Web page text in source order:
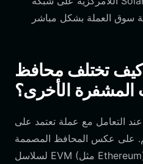
كيف تختلف محافظ CYRO عن
المشفرة الأخرى؟
عند التعامل مع عملة تعتمد على Solana مثل CYRO، فإن
على عكس المحافظ المصممة
لسلاسل EVM (مثل Ethereum)، والتي تعتمد على تفاعلات